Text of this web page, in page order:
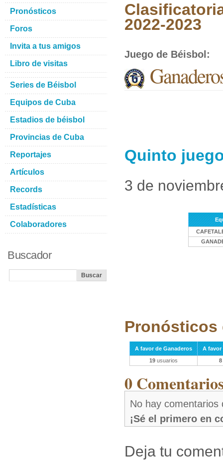
2022-2023
Juego de Béisbol :
Quinto
3 de
Pronósticos
A favor de Ganaderos
A favor
19 usuarios 8
0
No hay comentarios
¡Sé el primero en
Deja tu
Pronósticos
Foros
Invita a tus amigos
Libro de visitas
Series de Béisbol
Equipos de Cuba
Estadios de béisbol
Provincias de Cuba
Reportajes
Artículos
Records
Estadísticas
Colaboradores
Buscador